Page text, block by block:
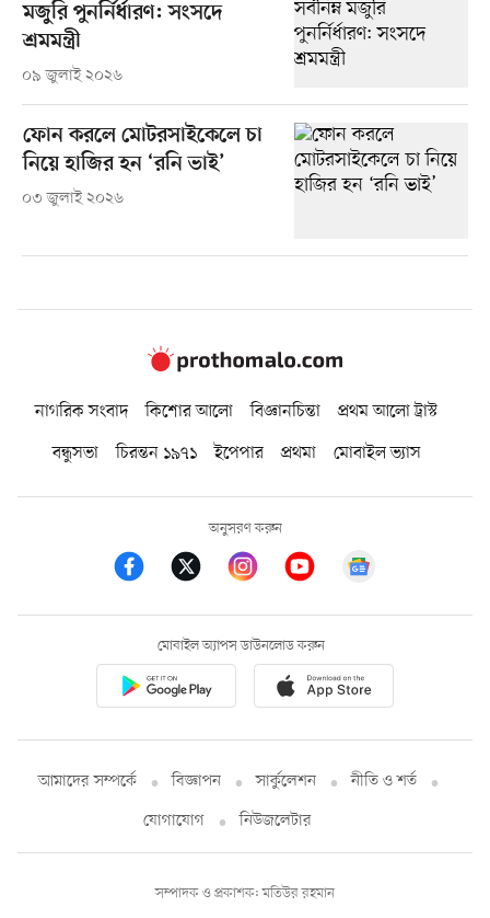
মজুরি পুনর্নির্ধারণ: সংসদে
শ্রমমন্ত্রী
০৯ জুলাই ২০২৬
ফোন করলে মোটরসাইকেলে চা
নিয়ে হাজির হন ‘রনি ভাই’
০৩ জুলাই ২০২৬
নাগরিক সংবাদ কিশোর আলো বিজ্ঞানচিন্তা
প্রথম আলো ট্রাস্ট
বন্ধুসভা
চিরন্তন ১৯৭১ ইপেপার প্রথমা মোবাইল ভ্যাস
অনুসরণ করুন
মোবাইল অ্যাপস ডাউনলোড করুন
আমাদের সম্পর্কে বিজ্ঞাপন সার্কুলেশন
নীতি ও শর্ত
যোগাযোগ
নিউজলেটার
সম্পাদক ও প্রকাশক: মতিউর রহমান